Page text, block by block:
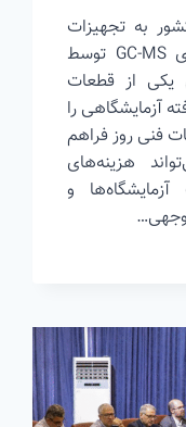
به تجهیزات
وارداتی تولید فیلامنت دستگاه‌های GC-MS توسط
یکی از قطعات
آزمایشگاهی را
فنی روز فراهم
هزینه‌های
و